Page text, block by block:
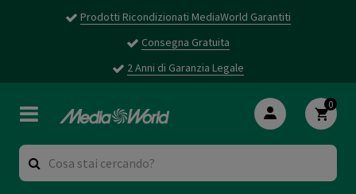
Prodotti Ricondizionati MediaWorld Garantiti
Consegna Gratuita
2 Anni di Garanzia Legale
0